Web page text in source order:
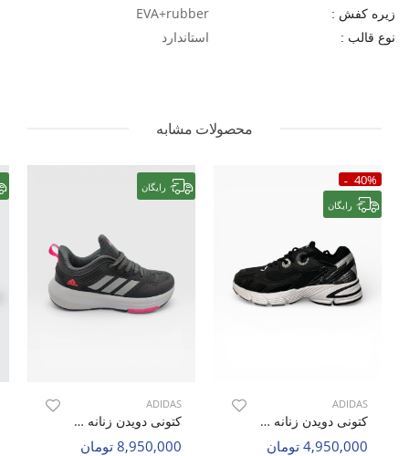
زیره کفش : EVA+rubber
نوع قالب : استاندارد
محصولات مشابه
40%
رایگان
ADIDAS
کتونی دویدن زنانه آدیداس Adidas Astir W
4,950,000 تومان
رایگان
ADIDAS
کتونی دویدن زنانه آدیداس Adidas Adidas Mono W
8,950,000 تومان